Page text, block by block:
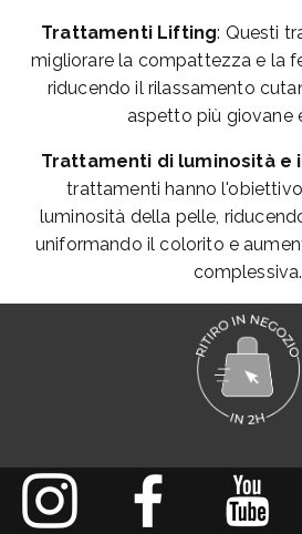
Trattamenti Lifting: Questi
migliorare la compattezza e la
riducendo il rilassamento
aspetto più giovane
Trattamenti di luminosità e
trattamenti hanno
luminosità della pelle,
uniformando il colorito e
complessiva.